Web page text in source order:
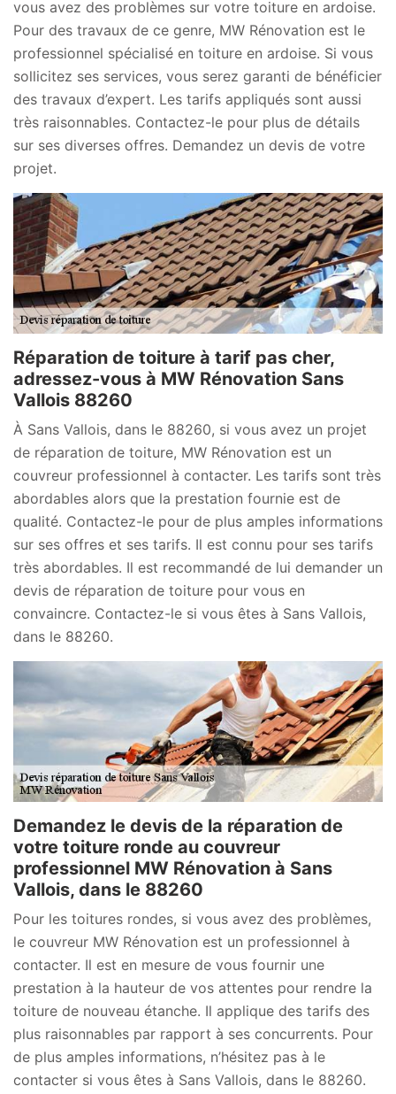
vous avez des problèmes sur votre toiture en ardoise.
Pour des travaux de ce genre, MW Rénovation est le
professionnel spécialisé en toiture en ardoise. Si vous
sollicitez ses services, vous serez garanti de bénéficier
des travaux d’expert. Les tarifs appliqués sont aussi
très raisonnables. Contactez-le pour plus de détails
sur ses diverses offres. Demandez un devis de votre
projet.
Réparation de toiture à tarif pas cher,
adressez-vous à MW Rénovation Sans
Vallois 88260
À Sans Vallois, dans le 88260, si vous avez un projet
de réparation de toiture, MW Rénovation est un
couvreur professionnel à contacter. Les tarifs sont très
abordables alors que la prestation fournie est de
qualité. Contactez-le pour de plus amples informations
sur ses offres et ses tarifs. Il est connu pour ses tarifs
très abordables. Il est recommandé de lui demander un
devis de réparation de toiture pour vous en
convaincre. Contactez-le si vous êtes à Sans Vallois,
dans le 88260.
Demandez le devis de la réparation de
votre toiture ronde au couvreur
professionnel MW Rénovation à Sans
Vallois, dans le 88260
Pour les toitures rondes, si vous avez des problèmes,
le couvreur MW Rénovation est un professionnel à
contacter. Il est en mesure de vous fournir une
prestation à la hauteur de vos attentes pour rendre la
toiture de nouveau étanche. Il applique des tarifs des
plus raisonnables par rapport à ses concurrents. Pour
de plus amples informations, n’hésitez pas à le
contacter si vous êtes à Sans Vallois, dans le 88260.